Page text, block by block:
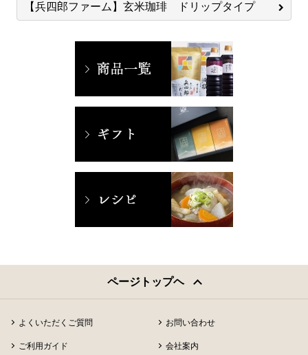
【兵四郎ファーム】玄米珈琲 ドリップタイプ
ページトップヘ
よくいただくご質問 お問い合わせ
ご利用ガイド 会社案内